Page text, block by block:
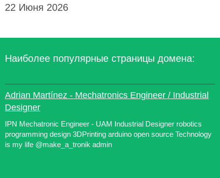
22 Июня 2026
Наиболее популярные страницы домена:
Adrian Martínez - Mechatronics Engineer / Industrial
Designer
IPN Mechatronic Engineer - UAM Industrial Designer robotics
programming design 3DPrinting arduino open source Technology
is my life @make_a_tronik admin